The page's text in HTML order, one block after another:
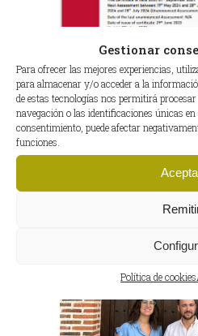
Gestionar
Para ofrecer las mejores experiencias,
para almacenar y/o acceder a la
de estas tecnologías nos permitirá
navegación o las identificaciones únicas
consentimiento, puede afectar
funciones.
Política de cookies